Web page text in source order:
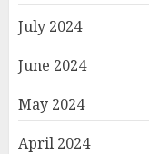
July 2024
June 2024
May 2024
April 2024